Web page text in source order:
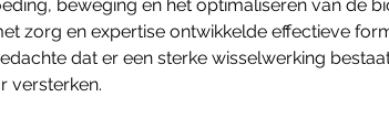
beweging en het optimaliseren van de
zorg en expertise ontwikkelde effectieve
dat er een sterke wisselwerking
versterken.